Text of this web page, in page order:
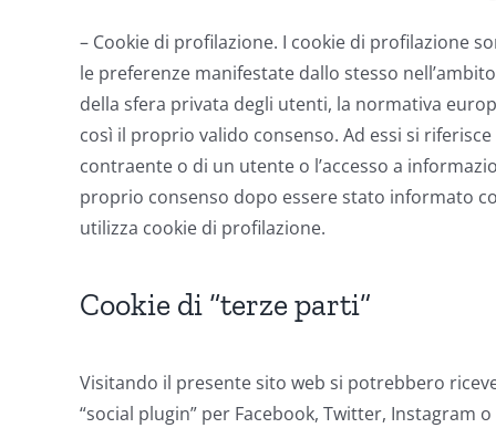
– Cookie di profilazione. I cookie di profilazione
le preferenze manifestate dallo stesso
della sfera privata degli utenti, la normativa
così il proprio valido consenso. Ad essi si
contraente o di un utente o l’accesso a
proprio consenso dopo essere stato informato
utilizza cookie di profilazione.
Cookie di “terze parti”
Visitando il presente sito web si potrebbero
“social plugin” per Facebook, Twitter,